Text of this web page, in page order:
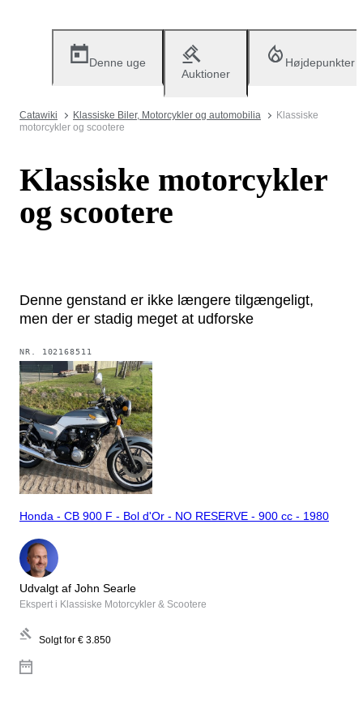
Denne uge
Auktioner
Højdepunkter
Catawiki Klassiske Biler, Motorcykler og automobilia
Klassiske
motorcykler og scootere
Klassiske motorcykler
og scootere
Denne genstand er ikke længere tilgængeligt,
men der er stadig meget at udforske
NR. 102168511
Honda - CB 900 F - Bol d'Or - NO RESERVE - 900 cc - 1980
Udvalgt af John Searle
Ekspert i Klassiske Motorcykler & Scootere
Solgt for € 3.850